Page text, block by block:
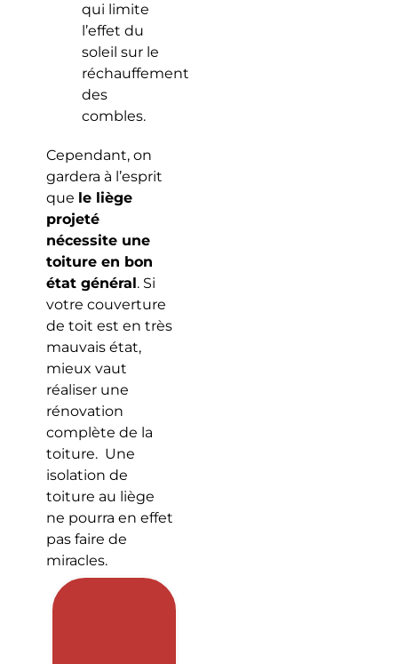
qui limite
l’effet du
soleil sur le
réchauffement
des
combles.
Cependant, on
gardera à l’esprit
que le liège
projeté
nécessite une
toiture en bon
état général. Si
votre couverture
de toit est en très
mauvais état,
mieux vaut
réaliser une
rénovation
complète de la
toiture. Une
isolation de
toiture au liège
ne pourra en effet
pas faire de
miracles.